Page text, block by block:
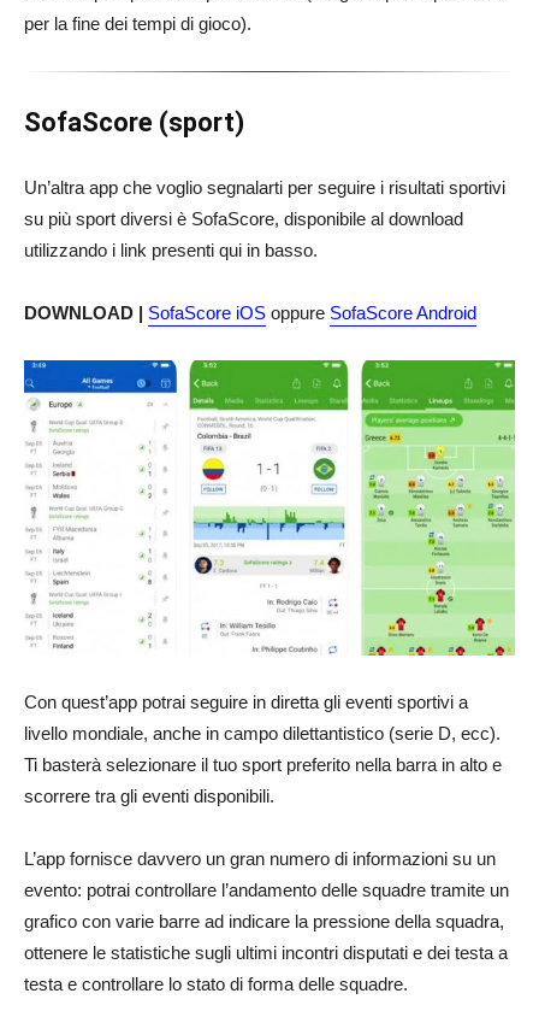
per la fine dei tempi di gioco).
SofaScore (sport)
Un’altra app che voglio segnalarti per seguire i risultati sportivi
su più sport diversi è SofaScore, disponibile al download
utilizzando i link presenti qui in basso.
DOWNLOAD | SofaScore iOS oppure SofaScore Android
Con quest’app potrai seguire in diretta gli eventi sportivi a
livello mondiale, anche in campo dilettantistico (serie D, ecc).
Ti basterà selezionare il tuo sport preferito nella barra in alto e
scorrere tra gli eventi disponibili.
L’app fornisce davvero un gran numero di informazioni su un
evento: potrai controllare l’andamento delle squadre tramite un
grafico con varie barre ad indicare la pressione della squadra,
ottenere le statistiche sugli ultimi incontri disputati e dei testa a
testa e controllare lo stato di forma delle squadre.